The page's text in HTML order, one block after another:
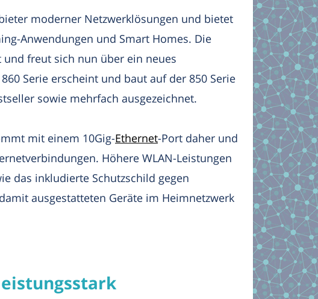
moderner Netzwerklösungen und bietet
Anwendungen und Smart Homes. Die
freut sich nun über ein neues
Serie erscheint und baut auf der 850 Serie
sowie mehrfach ausgezeichnet.
mit einem 10Gig-Ethernet-Port daher und
Höhere WLAN-Leistungen
das inkludierte Schutzschild gegen
ausgestatteten Geräte im Heimnetzwerk